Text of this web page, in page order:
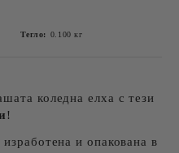
Тегло: 0.100 кг
коледна елха с тези
!
и опакована в